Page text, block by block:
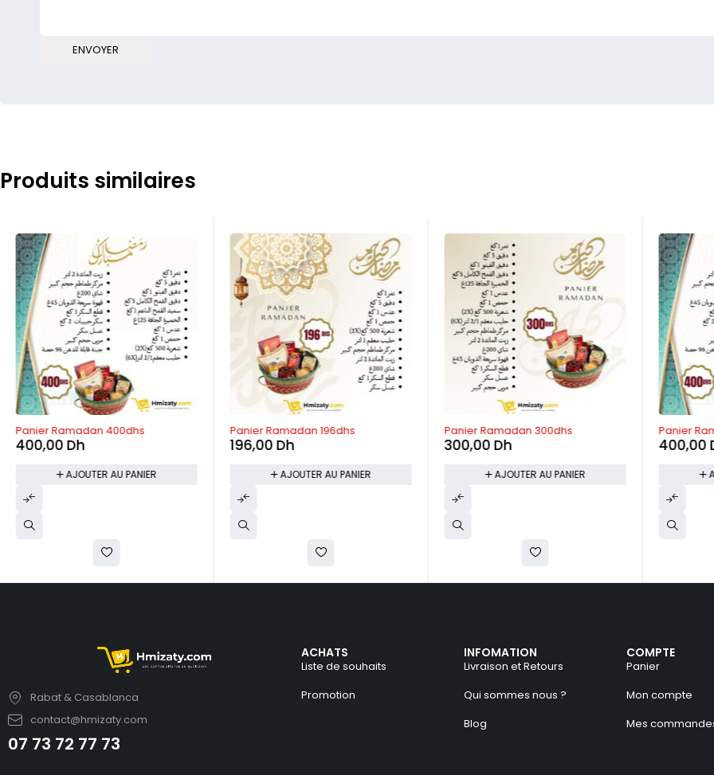
Produits similaires
Panier Ramadan 196dhs
196,00Dh
AJOUTER AU PANIER
Panier Ramadan 300dhs
300,00Dh
AJOUTER AU PANIER
Panier Ramadan 400dhs
400,00Dh
AJOUTER AU PANIER
Panier
196,00
Rabat & Casablanca
contact@hmizaty.com
07 73 72 77 73
ACHATS
Liste de souhaits
Promotion
INFOMATION
Livraison et Retours
Qui sommes nous ?
Blog
COMPTE
Panier
Mon compte
Mes